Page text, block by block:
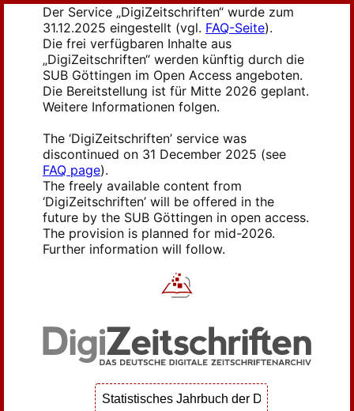
Der Service „DigiZeitschriften“ wurde zum
31.12.2025 eingestellt (vgl. FAQ-Seite).
Die frei verfügbaren Inhalte aus
„DigiZeitschriften“ werden künftig durch die
SUB Göttingen im Open Access angeboten.
Die Bereitstellung ist für Mitte 2026 geplant.
Weitere Informationen folgen.
The ‘DigiZeitschriften’ service was
discontinued on 31 December 2025 (see
FAQ page).
The freely available content from
‘DigiZeitschriften’ will be offered in the
future by the SUB Göttingen in open access.
The provision is planned for mid-2026.
Further information will follow.